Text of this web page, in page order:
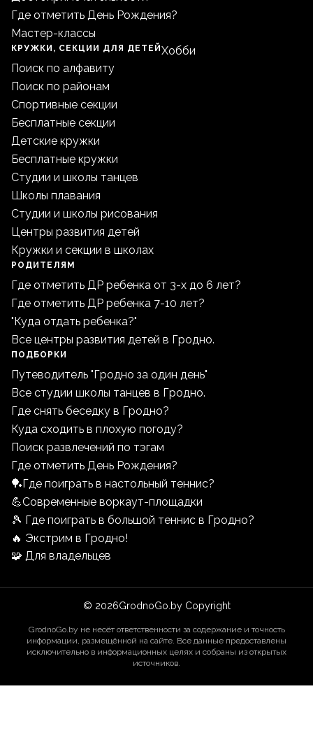
Где отметить День Рождения?
Мастер-классы
КРУЖКИ, СЕКЦИИ ДЛЯ ДЕТЕЙ
Поиск по алфавиту
Поиск по районам
Спортивные секции
Бесплатные секции
Детские кружки
Бесплатные кружки
Студии и школы танцев
Школы плавания
Студии и школы рисования
Центры развития детей
Кружки и секции в школах
Хобби
РОДИТЕЛЯМ
Где отметить ДР ребенка от 3-х до 6 лет?
Где отметить ДР ребенка 7-10 лет?
"Куда отдать ребенка?"
Все центры развития детей в Гродно.
ПОДБОРКИ
Путеводитель "Гродно за один день"
Все студии школы танцев в Гродно.
Где снять беседку в Гродно?
Куда сходить в плохую погоду?
Поиск развлечений по тэгам
Где отметить День Рождения?
🏓Где поиграть в настольный теннис?
💪Современные воркаут-площадки
🎾 Где поиграть в большой теннис в Гродно?
🔥 Экстрим в Гродно!
🧩 Для владельцев
© 2026GrodnoGo.by Copyright
GrodnoGo.by не несёт ответственности за содержание и точность
информации, размещённой на сайте. Все данные предоставлены
исключительно в информационных целях и собраны из открытых
источников.